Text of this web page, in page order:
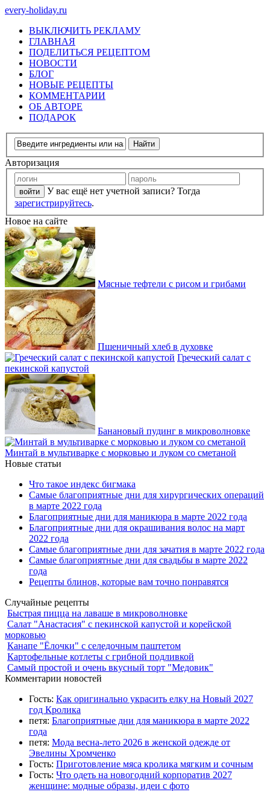
every-holiday.ru
ВЫКЛЮЧИТЬ РЕКЛАМУ
ГЛАВНАЯ
ПОДЕЛИТЬСЯ РЕЦЕПТОМ
НОВОСТИ
БЛОГ
НОВЫЕ РЕЦЕПТЫ
КОММЕНТАРИИ
ОБ АВТОРЕ
ПОДАРОК
Авторизация
У вас ещё нет учетной записи? Тогда
зарегистрируйтесь.
Новое на сайте
Мясные тефтели с рисом и грибами
Пшеничный хлеб в духовке
Греческий салат с
пекинской капустой
Банановый пудинг в микроволновке
Минтай в мультиварке с морковью и луком со сметаной
Новые статьи
Что такое индекс бигмака
Самые благоприятные дни для хирургических операций
в марте 2022 года
Благоприятные дни для маникюра в марте 2022 года
Благоприятные дни для окрашивания волос на март
2022 года
Самые благоприятные дни для зачатия в марте 2022 года
Самые благоприятные дни для свадьбы в марте 2022
года
Рецепты блинов, которые вам точно понравятся
Случайные рецепты
Быстрая пицца на лаваше в микроволновке
Салат "Анастасия" с пекинской капустой и корейской
морковью
Канапе "Ёлочки" с селедочным паштетом
Картофельные котлеты с грибной подливкой
Самый простой и очень вкусный торт "Медовик"
Комментарии новостей
Гость: Как оригинально украсить елку на Новый 2027
год Кролика
петя: Благоприятные дни для маникюра в марте 2022
года
петя: Мода весна-лето 2026 в женской одежде от
Эвелины Хромченко
Гость: Приготовление мяса кролика мягким и сочным
Гость: Что одеть на новогодний корпоратив 2027
женщине: модные образы, идеи с фото